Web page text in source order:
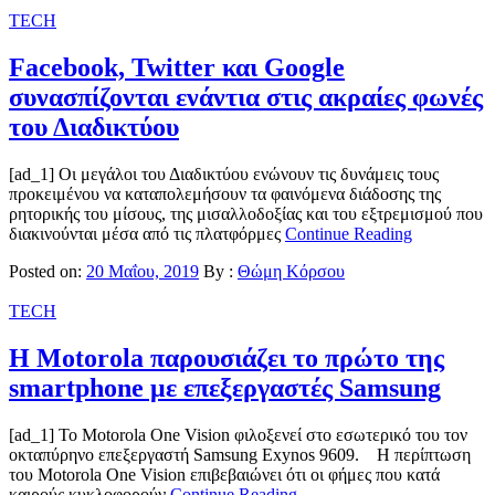
TECH
Facebook, Twitter και Google
συνασπίζονται ενάντια στις ακραίες φωνές
του Διαδικτύου
[ad_1] Οι μεγάλοι του Διαδικτύου ενώνουν τις δυνάμεις τους
προκειμένου να καταπολεμήσουν τα φαινόμενα διάδοσης της
ρητορικής του μίσους, της μισαλλοδοξίας και του εξτρεμισμού που
διακινούνται μέσα από τις πλατφόρμες Continue Reading
Posted on: 20 Μαΐου, 2019 By : Θώμη Κόρσου
TECH
H Motorola παρουσιάζει το πρώτο της
smartphone με επεξεργαστές Samsung
[ad_1] Το Motorola One Vision φιλοξενεί στο εσωτερικό του τον
oκταπύρηνο επεξεργαστή Samsung Exynos 9609. Η περίπτωση
του Motorola One Vision επιβεβαιώνει ότι οι φήμες που κατά